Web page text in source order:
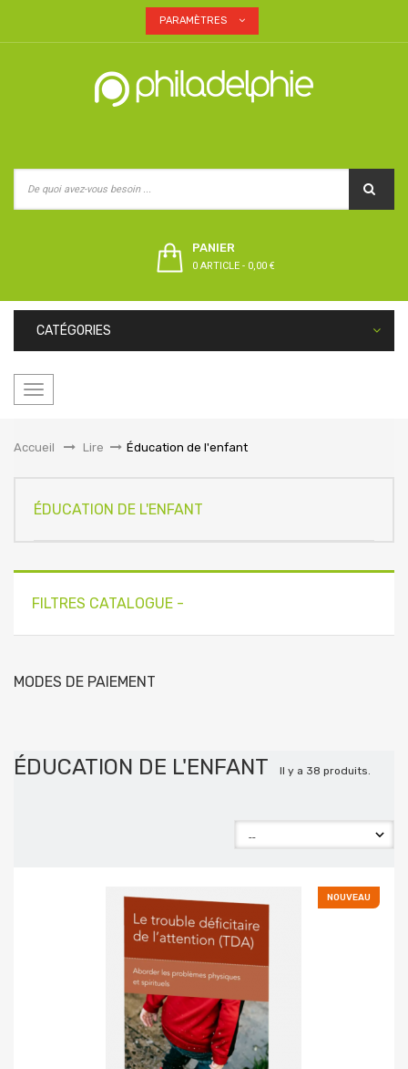
PARAMÈTRES
PANIER
0 ARTICLE - 0,00 €
CATÉGORIES
Basculer
Accueil
&gt;Lire > Éducation de l'enfant
ÉDUCATION DE L'ENFANT
FILTRES CATALOGUE -
MODES DE PAIEMENT
ÉDUCATION DE L'ENFANT Il y a 38 produits.
NOUVEAU